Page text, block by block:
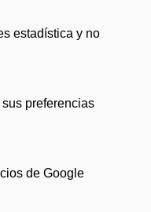
estadística y no
preferencias
de Google